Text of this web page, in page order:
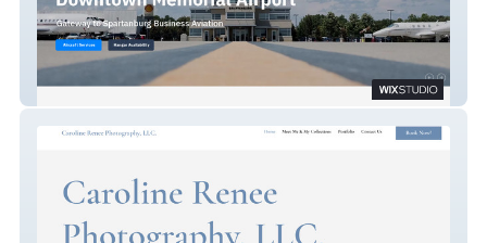
City of Spartanburg Downtown Memorial
Airport